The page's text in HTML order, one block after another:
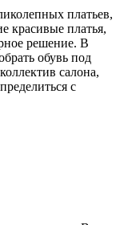
платьев,
красивые платья,
решение. В
обувь под
салона,
с